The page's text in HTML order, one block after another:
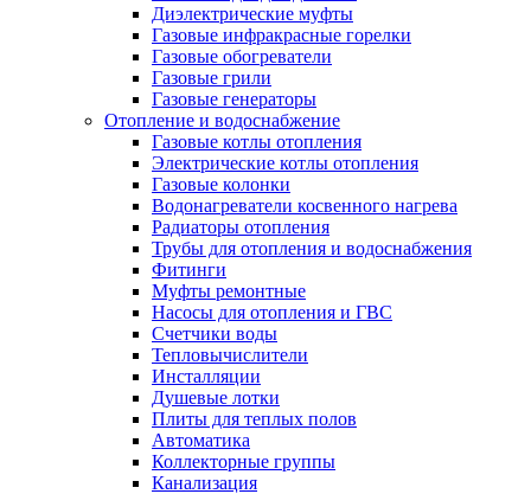
Диэлектрические муфты
Газовые инфракрасные горелки
Газовые обогреватели
Газовые грили
Газовые генераторы
Отопление и водоснабжение
Газовые котлы отопления
Электрические котлы отопления
Газовые колонки
Водонагреватели косвенного нагрева
Радиаторы отопления
Трубы для отопления и водоснабжения
Фитинги
Муфты ремонтные
Насосы для отопления и ГВС
Счетчики воды
Тепловычислители
Инсталляции
Душевые лотки
Плиты для теплых полов
Автоматика
Коллекторные группы
Канализация